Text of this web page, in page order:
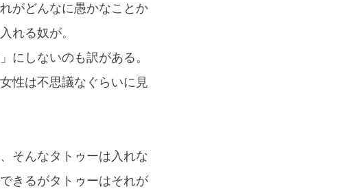
がどんなに愚かなことか
れる奴が。
にしないのも訳がある。
性は不思議なぐらいに見
そんなタトゥーは入れな
きるがタトゥーはそれが